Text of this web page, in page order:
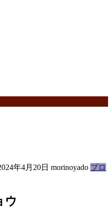
年4月20日 morinoyado ブロ
ウ